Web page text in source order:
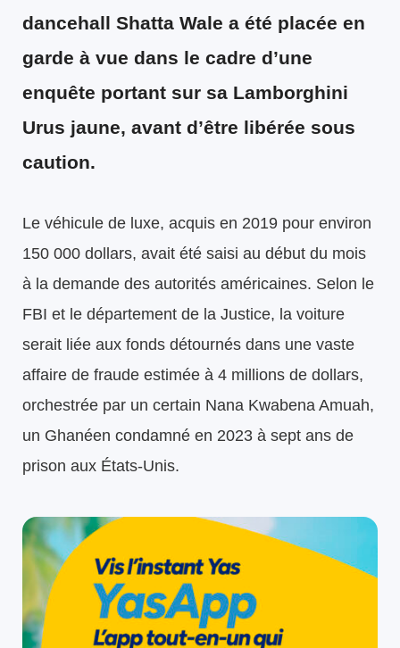
dancehall Shatta Wale a été placée en
garde à vue dans le cadre d’une
enquête portant sur sa Lamborghini
Urus jaune, avant d’être libérée sous
caution.
Le véhicule de luxe, acquis en 2019 pour environ
150 000 dollars, avait été saisi au début du mois
à la demande des autorités américaines. Selon le
FBI et le département de la Justice, la voiture
serait liée aux fonds détournés dans une vaste
affaire de fraude estimée à 4 millions de dollars,
orchestrée par un certain Nana Kwabena Amuah,
un Ghanéen condamné en 2023 à sept ans de
prison aux États-Unis.